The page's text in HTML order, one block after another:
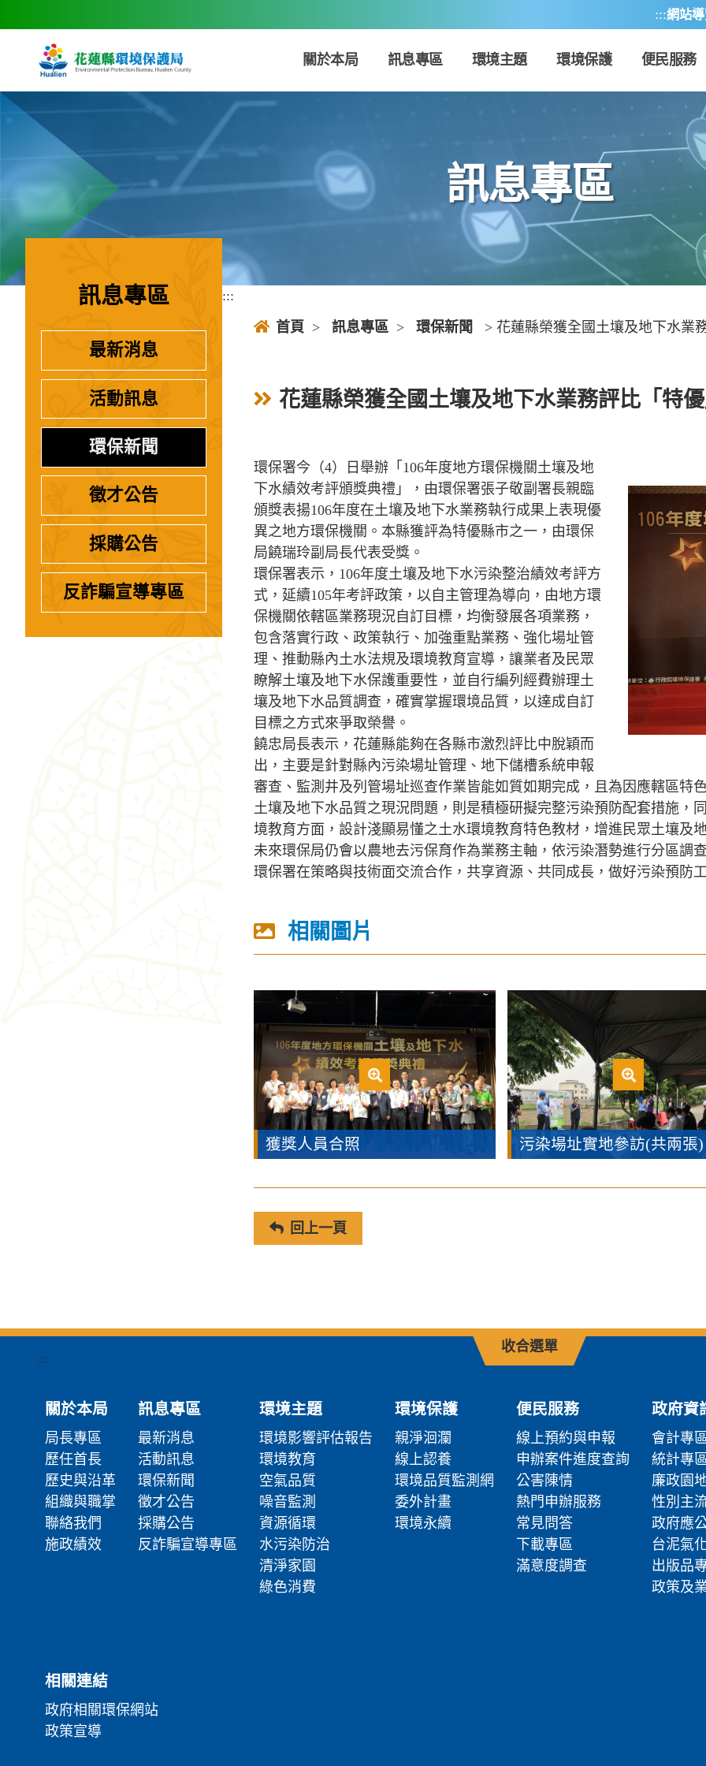
:::網站
關於本局 訊息專區 環境主題 環境保護 便民服務
訊息專區
訊息專區
最新消息
活動訊息
環保新聞
徵才公告
採購公告
反詐騙宣導專區
:::
首頁 > 訊息專區 > 環保新聞 > 花蓮縣榮獲全國土壤及地下水業
花蓮縣榮獲全國土壤及地下水業務評比「特
環保署今（4）日舉辦「106年度地方環保機關土壤及地
下水績效考評頒獎典禮」，由環保署張子敬副署長親臨
頒獎表揚106年度在土壤及地下水業務執行成果上表現優
異之地方環保機關。本縣獲評為特優縣市之一，由環保
局饒瑞玲副局長代表受獎。
環保署表示，106年度土壤及地下水污染整治績效考評方
式，延續105年考評政策，以自主管理為導向，由地方環
保機關依轄區業務現況自訂目標，均衡發展各項業務，
包含落實行政、政策執行、加強重點業務、強化場址管
理、推動縣內土水法規及環境教育宣導，讓業者及民眾
瞭解土壤及地下水保護重要性，並自行編列經費辦理土
壤及地下水品質調查，確實掌握環境品質，以達成自訂
目標之方式來爭取榮譽。
饒忠局長表示，花蓮縣能夠在各縣市激烈評比中脫穎而
出，主要是針對縣內污染場址管理、地下儲槽系統申報
審查、監測井及列管場址巡查作業皆能如質如期完成，且為因應轄區特
土壤及地下水品質之現況問題，則是積極研擬完整污染預防配套措施，
境教育方面，設計淺顯易懂之土水環境教育特色教材，增進民眾土壤及
未來環保局仍會以農地去污保育作為業務主軸，依污染潛勢進行分區調
環保署在策略與技術面交流合作，共享資源、共同成長，做好污染預防
相關圖片
獲獎人員合照 污染場址實地參訪(共兩張)
回上一頁
收合選單
:::
關於本局
局長專區
歷任首長
歷史與沿革
組織與職掌
聯絡我們
施政績效
訊息專區
最新消息
活動訊息
環保新聞
徵才公告
採購公告
反詐騙宣導專區
環境主題
環境影響評估報告
環境教育
空氣品質
噪音監測
資源循環
水污染防治
清淨家園
綠色消費
環境保護
親淨洄瀾
線上認養
環境品質監測網
委外計畫
環境永續
便民服務
線上預約與申報
申辦案件進度查詢
公害陳情
熱門申辦服務
常見問答
下載專區
滿意度調查
政府資
會計專
統計專
廉政園
性別主
政府應
台泥氣
出版品
政策及
相關連結
政府相關環保網站
政策宣導